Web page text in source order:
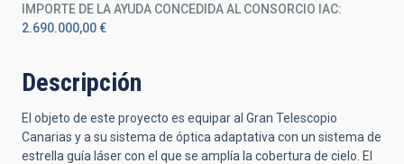
IMPORTE DE LA AYUDA CONCEDIDA AL CONSORCIO IAC
2.690.000,00 €
Descripción
El objeto de este proyecto es equipar al Gran Telescopio
Canarias y a su sistema de óptica adaptativa con un sistema de
estrella guía láser con el que se amplía la cobertura de cielo. El